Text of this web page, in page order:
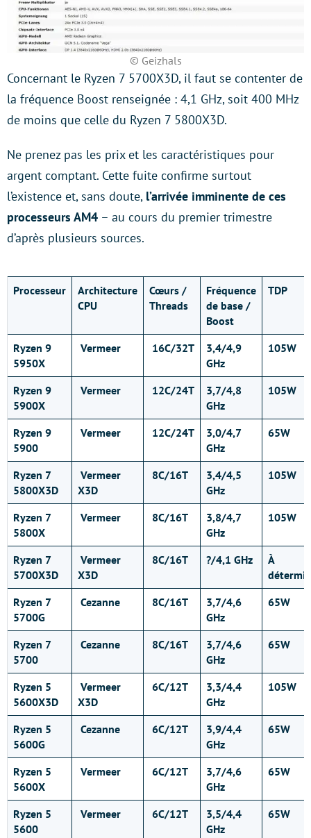
© Geizhals
Concernant le Ryzen 7 5700X3D, il faut se contenter de
la fréquence Boost renseignée : 4,1 GHz, soit 400 MHz
de moins que celle du Ryzen 7 5800X3D.
Ne prenez pas les prix et les caractéristiques pour
argent comptant. Cette fuite confirme surtout
l’existence et, sans doute, l’arrivée imminente de ces
processeurs AM4 – au cours du premier trimestre
d’après plusieurs sources.
Processeur
Architecture
CPU
Cœurs /
Threads
Fréquence
de base /
Boost
TDP
Ryzen 9
5950X
Vermeer 16C/32T
3,4/4,9
GHz
105W
Ryzen 9
5900X
Vermeer 12C/24T
3,7/4,8
GHz
105W
Ryzen 9
5900
Vermeer 12C/24T
3,0/4,7
GHz
65W
Ryzen 7
5800X3D
Vermeer
X3D
8C/16T
3,4/4,5
GHz
105W
Ryzen 7
5800X
Vermeer 8C/16T
3,8/4,7
GHz
105W
Ryzen 7
5700X3D
Vermeer
X3D
8C/16T ?/4,1 GHz
À
Ryzen 7
5700G
Cezanne 8C/16T
3,7/4,6
GHz
65W
Ryzen 7
5700
Cezanne 8C/16T
3,7/4,6
GHz
65W
Ryzen 5
5600X3D
Vermeer
X3D
6C/12T
3,3/4,4
GHz
105W
Ryzen 5
5600G
Cezanne 6C/12T
3,9/4,4
GHz
65W
Ryzen 5
5600X
Vermeer 6C/12T
3,7/4,6
GHz
65W
Ryzen 5
5600
Vermeer 6C/12T
3,5/4,4
GHz
65W